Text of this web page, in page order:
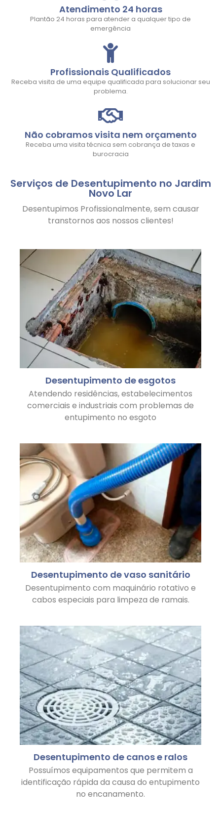
Atendimento 24 horas
Plantão 24 horas para atender a qualquer tipo de
emergência
Profissionais Qualificados
Receba visita de uma equipe qualificada para solucionar seu
problema.
Não cobramos visita nem orçamento
Receba uma visita técnica sem cobrança de taxas e
burocracia
Serviços de Desentupimento no Jardim
Novo Lar
Desentupimos Profissionalmente, sem causar
transtornos aos nossos clientes!
Desentupimento de esgotos
Atendendo residências, estabelecimentos
comerciais e industriais com problemas de
entupimento no esgoto
Desentupimento de vaso sanitário
Desentupimento com maquinário rotativo e
cabos especiais para limpeza de ramais.
Desentupimento de canos e ralos
Possuímos equipamentos que permitem a
identificação rápida da causa do entupimento
no encanamento.